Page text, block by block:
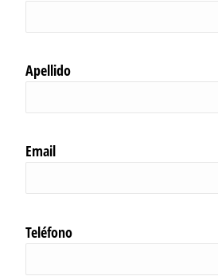
Apellido
Email
Teléfono